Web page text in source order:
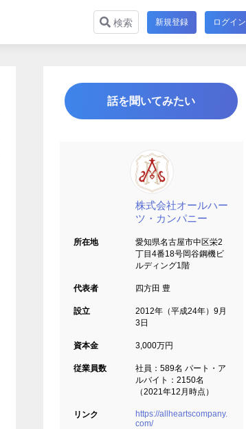
検索 新規登録 ログイン
話を聞いてみたい
株式会社オールハー
ツ・カンパニー
所在地
愛知県名古屋市中区栄2
丁目4番18号岡谷鋼機ビ
ルディング1階
代表者 四方田 豊
設立
2012年（平成24年）9月
3日
資本金 3,000万円
従業員数
社員：589名 パート・ア
ルバイト：2150名
（2021年12月時点）
リンク
https://allheartscompany.
com/